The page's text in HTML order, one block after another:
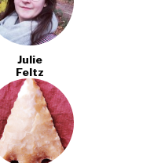
Julie
Feltz